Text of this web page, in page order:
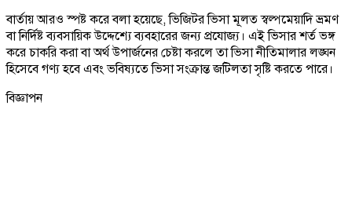
বার্তায় আরও স্পষ্ট করে বলা হয়েছে, ভিজিটর ভিসা মূলত স্বল্পমেয়াদি ভ্রমণ
বা নির্দিষ্ট ব্যবসায়িক উদ্দেশ্যে ব্যবহারের জন্য প্রযোজ্য। এই ভিসার শর্ত ভঙ্গ
করে চাকরি করা বা অর্থ উপার্জনের চেষ্টা করলে তা ভিসা নীতিমালার লঙ্ঘন
হিসেবে গণ্য হবে এবং ভবিষ্যতে ভিসা সংক্রান্ত জটিলতা সৃষ্টি করতে পারে।
বিজ্ঞাপন